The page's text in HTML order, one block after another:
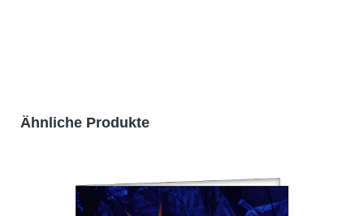
Produktgalerie überspringen
Ähnliche Produkte